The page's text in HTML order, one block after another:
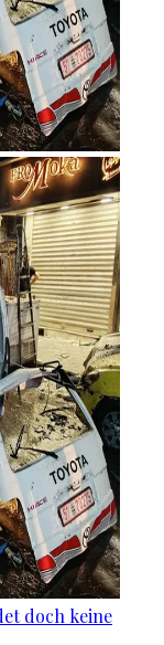
doch keine